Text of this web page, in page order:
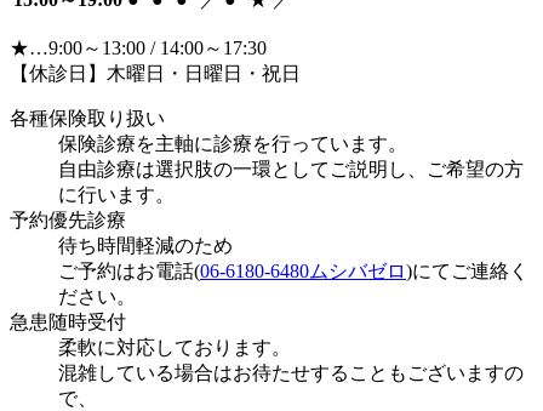
★…9:00～13:00 / 14:00～17:30
【休診日】木曜日・日曜日・祝日
各種保険取り扱い
保険診療を主軸に診療を行っています。
自由診療は選択肢の一環としてご説明し、ご希望の方
に行います。
予約優先診療
待ち時間軽減のため
ご予約はお電話(06-6180-6480ムシバゼロ)にてご連絡く
ださい。
急患随時受付
柔軟に対応しております。
混雑している場合はお待たせすることもございますの
で、